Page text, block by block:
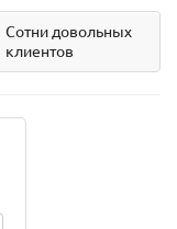
Сотни довольных
клиентов